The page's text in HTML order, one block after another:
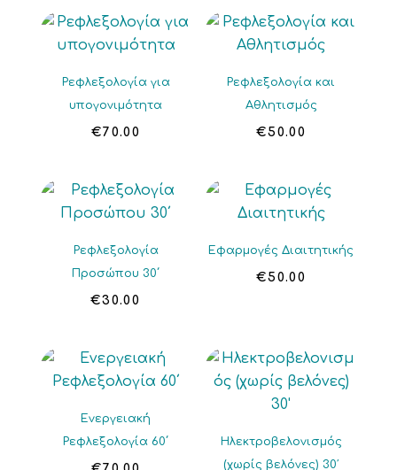
Ρεφλεξολογία για
υπογονιμότητα
€70.00
Ρεφλεξολογία και
Αθλητισμός
€50.00
Ρεφλεξολογία
Προσώπου 30΄
€30.00
Εφαρμογές Διαιτητικής
€50.00
Ενεργειακή
Ρεφλεξολογία 60΄
Ηλεκτροβελονισμός
(χωρίς βελόνες) 30′